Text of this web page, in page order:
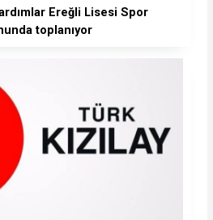
Ereğli Lisesi Spor
toplanıyor